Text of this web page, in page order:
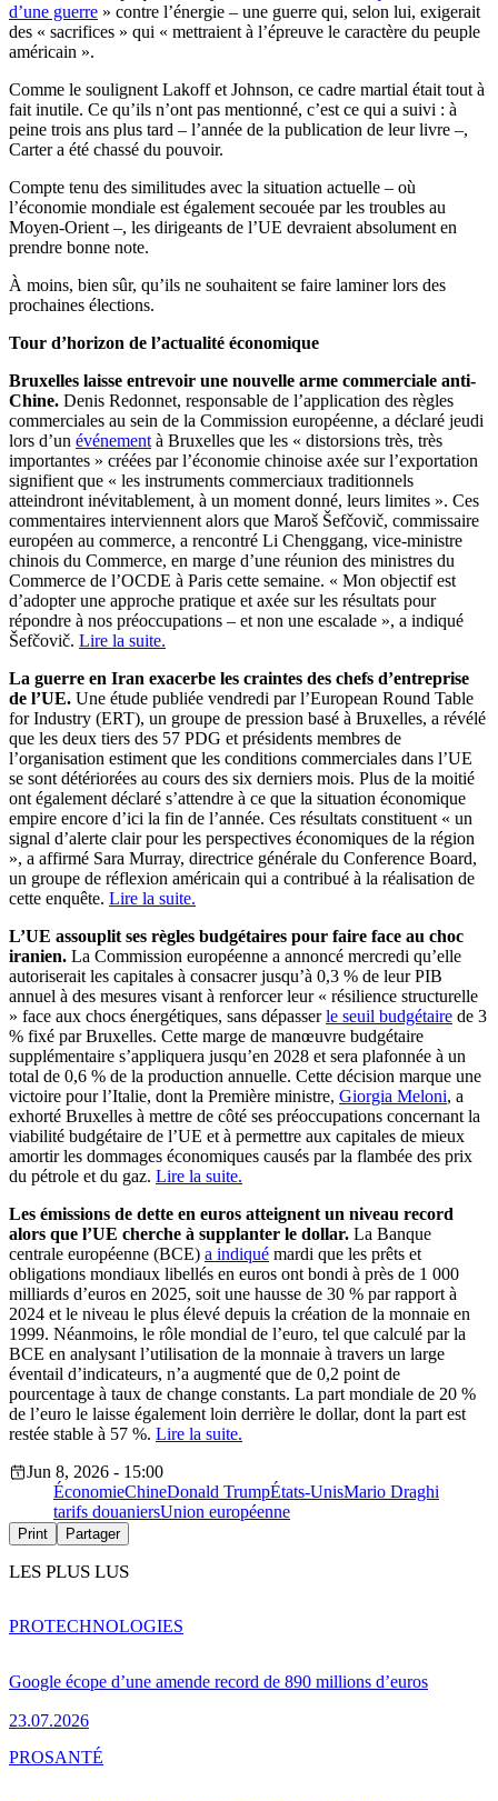
d’une guerre » contre l’énergie – une guerre qui, selon lui, exigerait
des « sacrifices » qui « mettraient à l’épreuve le caractère du peuple
américain ».
Comme le soulignent Lakoff et Johnson, ce cadre martial était tout à
fait inutile. Ce qu’ils n’ont pas mentionné, c’est ce qui a suivi : à
peine trois ans plus tard – l’année de la publication de leur livre –,
Carter a été chassé du pouvoir.
Compte tenu des similitudes avec la situation actuelle – où
l’économie mondiale est également secouée par les troubles au
Moyen-Orient –, les dirigeants de l’UE devraient absolument en
prendre bonne note.
À moins, bien sûr, qu’ils ne souhaitent se faire laminer lors des
prochaines élections.
Tour d’horizon de l’actualité économique
Bruxelles laisse entrevoir une nouvelle arme commerciale anti-
Chine. Denis Redonnet, responsable de l’application des règles
commerciales au sein de la Commission européenne, a déclaré jeudi
lors d’un événement à Bruxelles que les « distorsions très, très
importantes » créées par l’économie chinoise axée sur l’exportation
signifient que « les instruments commerciaux traditionnels
atteindront inévitablement, à un moment donné, leurs limites ». Ces
commentaires interviennent alors que Maroš Šefčovič, commissaire
européen au commerce, a rencontré Li Chenggang, vice-ministre
chinois du Commerce, en marge d’une réunion des ministres du
Commerce de l’OCDE à Paris cette semaine. « Mon objectif est
d’adopter une approche pratique et axée sur les résultats pour
répondre à nos préoccupations – et non une escalade », a indiqué
Šefčovič. Lire la suite.
La guerre en Iran exacerbe les craintes des chefs d’entreprise
de l’UE. Une étude publiée vendredi par l’European Round Table
for Industry (ERT), un groupe de pression basé à Bruxelles, a révélé
que les deux tiers des 57 PDG et présidents membres de
l’organisation estiment que les conditions commerciales dans l’UE
se sont détériorées au cours des six derniers mois. Plus de la moitié
ont également déclaré s’attendre à ce que la situation économique
empire encore d’ici la fin de l’année. Ces résultats constituent « un
signal d’alerte clair pour les perspectives économiques de la région
», a affirmé Sara Murray, directrice générale du Conference Board,
un groupe de réflexion américain qui a contribué à la réalisation de
cette enquête. Lire la suite.
L’UE assouplit ses règles budgétaires pour faire face au choc
iranien. La Commission européenne a annoncé mercredi qu’elle
autoriserait les capitales à consacrer jusqu’à 0,3 % de leur PIB
annuel à des mesures visant à renforcer leur « résilience structurelle
» face aux chocs énergétiques, sans dépasserle seuil budgétaire de 3
% fixé par Bruxelles. Cette marge de manœuvre budgétaire
supplémentaire s’appliquera jusqu’en 2028 et sera plafonnée à un
total de 0,6 % de la production annuelle. Cette décision marque une
victoire pour l’Italie, dont la Première ministre, Giorgia Meloni, a
exhorté Bruxelles à mettre de côté ses préoccupations concernant la
viabilité budgétaire de l’UE et à permettre aux capitales de mieux
amortir les dommages économiques causés par la flambée des prix
du pétrole et du gaz. Lire la suite.
Les émissions de dette en euros atteignent un niveau record
alors que l’UE cherche à supplanter le dollar. La Banque
centrale européenne (BCE) a indiqué mardi que les prêts et
obligations mondiaux libellés en euros ont bondi à près de 1 000
milliards d’euros en 2025, soit une hausse de 30 % par rapport à
2024 et le niveau le plus élevé depuis la création de la monnaie en
1999. Néanmoins, le rôle mondial de l’euro, tel que calculé par la
BCE en analysant l’utilisation de la monnaie à travers un large
éventail d’indicateurs, n’a augmenté que de 0,2 point de
pourcentage à taux de change constants. La part mondiale de 20 %
de l’euro le laisse également loin derrière le dollar, dont la part est
restée stable à 57 %. Lire la suite.
Jun 8, 2026 - 15:00
ÉconomieChineDonald TrumpÉtats-UnisMario Draghi
tarifs douaniersUnion européenne
Print Partager
LES PLUS LUS
Google écope d’une amende record de 890 millions d’euros
23.07.2026
PROTECHNOLOGIES
PROSANTÉ